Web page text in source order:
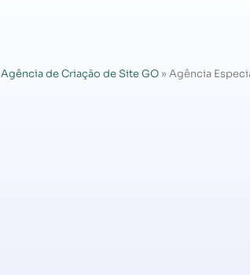
Agência de Criação de Site GO » Agência